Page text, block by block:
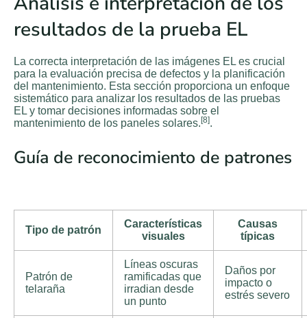
resultados de la prueba EL
La correcta interpretación de las imágenes EL es crucial
para la evaluación precisa de defectos y la planificación
del mantenimiento. Esta sección proporciona un enfoque
sistemático para analizar los resultados de las pruebas
EL y tomar decisiones informadas sobre el
mantenimiento de los paneles solares.[8].
Guía de reconocimiento de patrones
Tipo de patrón
Características
visuales
Causas
típicas
Patrón de
telaraña
Líneas oscuras
ramificadas que
irradian desde
un punto
Daños por
impacto o
estrés severo